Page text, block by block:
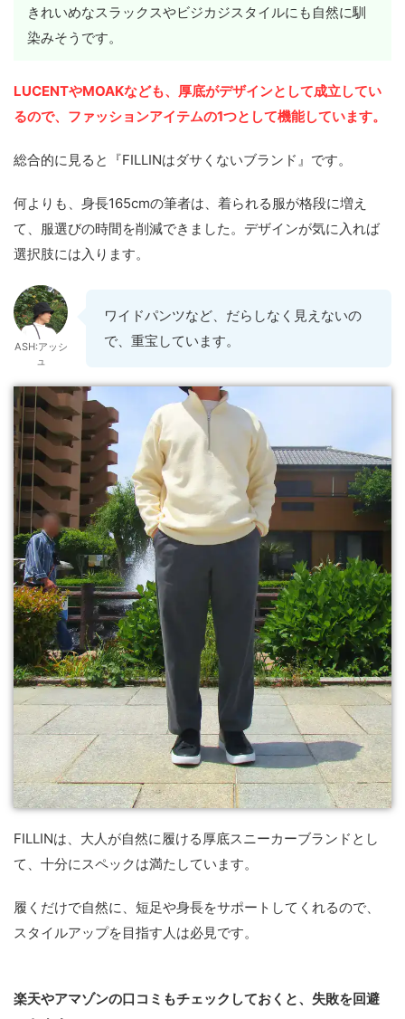
きれいめなスラックスやビジカジスタイルにも自然に馴
染みそうです。
LUCENTやMOAKなども、厚底がデザインとして成立してい
るので、ファッションアイテムの1つとして機能しています。
総合的に見ると『FILLINはダサくないブランド』です。
何よりも、身長165cmの筆者は、着られる服が格段に増え
て、服選びの時間を削減できました。デザインが気に入れば
選択肢には入ります。
ASH:アッシ
ュ
ワイドパンツなど、だらしなく見えないの
で、重宝しています。
FILLINは、大人が自然に履ける厚底スニーカーブランドとし
て、十分にスペックは満たしています。
履くだけで自然に、短足や身長をサポートしてくれるので、
スタイルアップを目指す人は必見です。
楽天やアマゾンの口コミもチェックしておくと、失敗を回避